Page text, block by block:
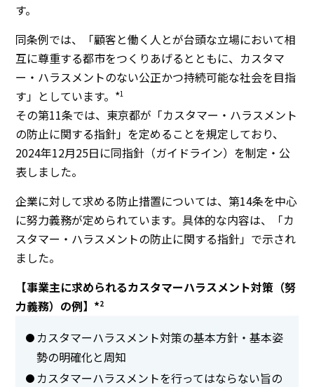
す。
同条例では、「顧客と働く人とが台頭な立場において相
互に尊重する都市をつくりあげるとともに、カスタマ
ー・ハラスメントのない公正かつ持続可能な社会を目指
す」としています。*1
その第11条では、東京都が「カスタマー・ハラスメント
の防止に関する指針」を定めることを規定しており、
2024年12月25日に同指針（ガイドライン）を制定・公
表しました。
企業に対して求める防止措置については、第14条を中心
に努力義務が定められています。具体的な内容は、「カ
スタマー・ハラスメントの防止に関する指針」で示され
ました。
【事業主に求められるカスタマーハラスメント対策（努
力義務）の例】*2
カスタマーハラスメント対策の基本方針・基本姿
勢の明確化と周知
カスタマーハラスメントを行ってはならない旨の